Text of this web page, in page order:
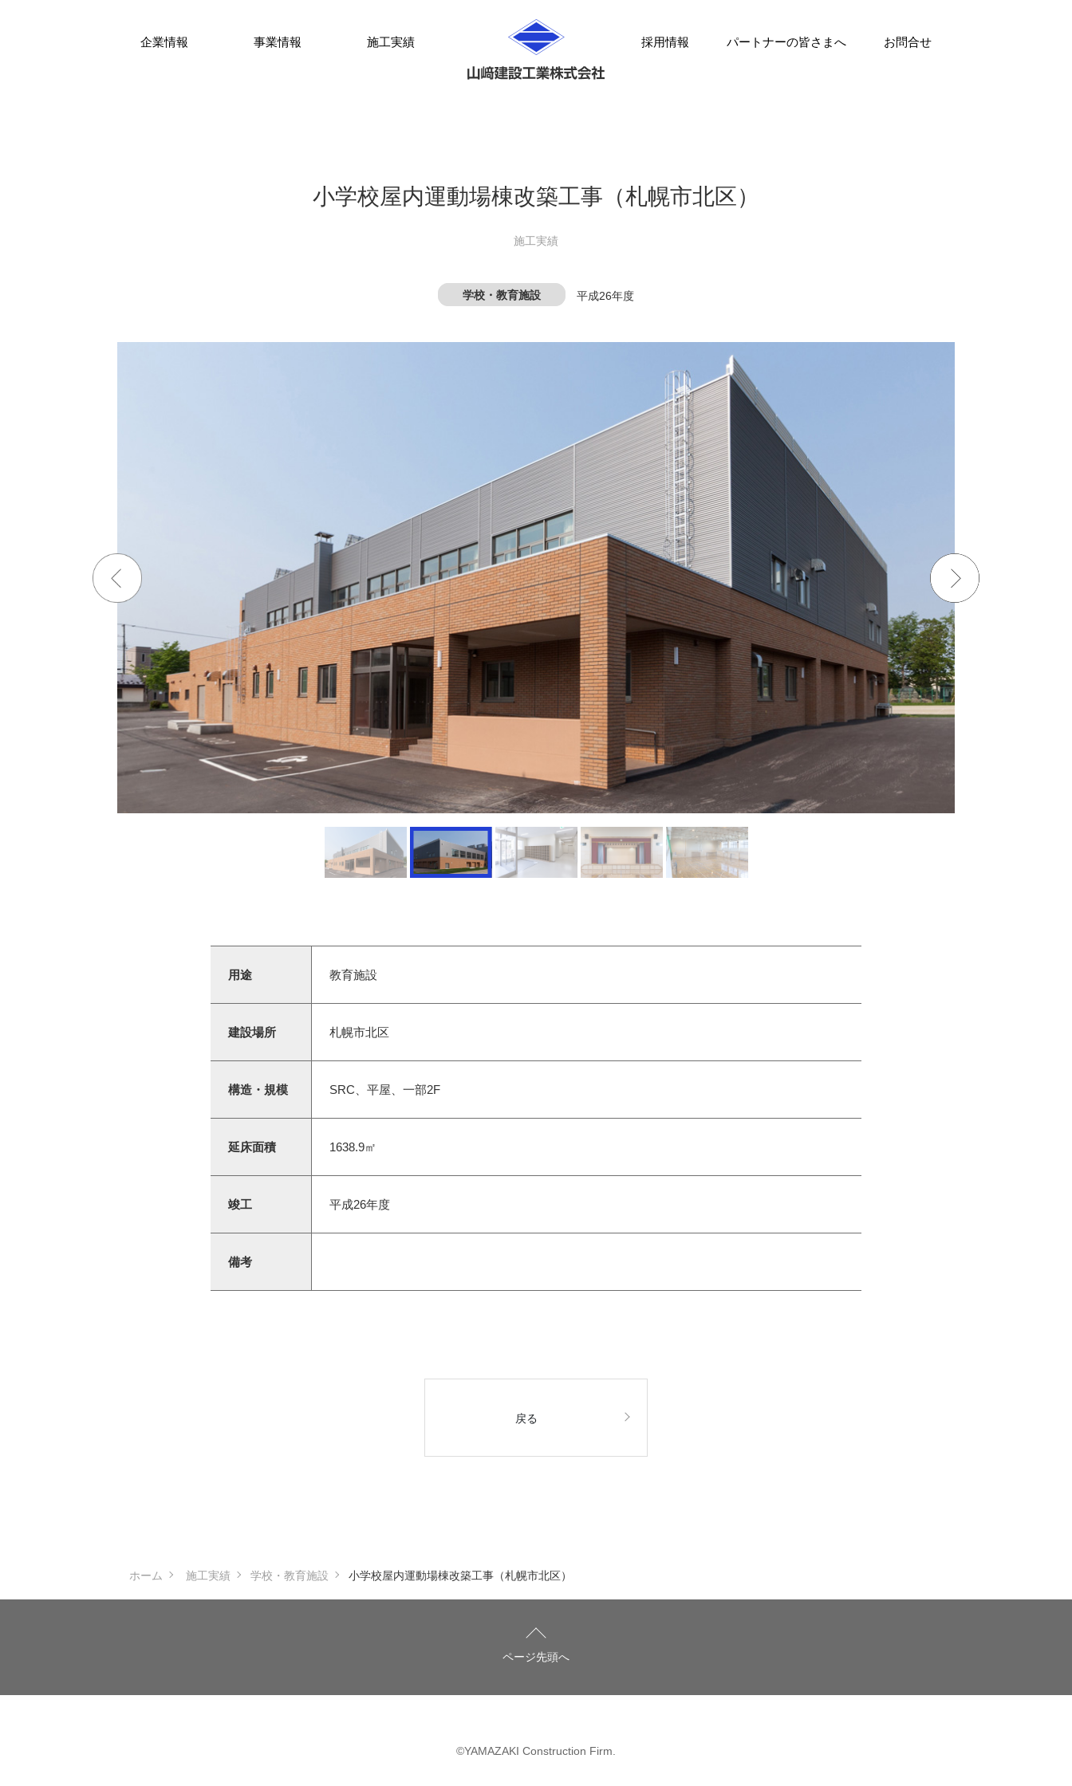
企業情報 事業情報 施工実績 採用情報 パートナーの皆さまへ お問合せ
小学校屋内運動場棟改築工事（札幌市北区）
施工実績
学校・教育施設 平成26年度
用途 教育施設
建設場所 札幌市北区
構造・規模 SRC、平屋、一部2F
延床面積 1638.9㎡
竣工 平成26年度
備考
戻る
ホーム 施工実績 学校・教育施設 小学校屋内運動場棟改築工事（札幌市北区）
ページ先頭へ
©YAMAZAKI Construction Firm.